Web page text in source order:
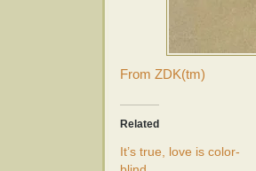
From ZDK(tm)
Related
It’s true, love is color-